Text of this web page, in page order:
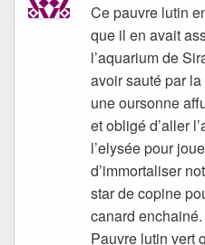
Ce pauvre lutin
que il en avait
l’aquarium de
avoir sauté par
une oursonne
et obligé d’aller
l’elysée pour
d’immortaliser
star de copine
canard enchainé.
Pauvre lutin vert